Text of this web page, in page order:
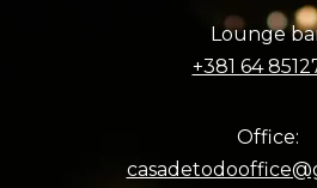
Lounge
+381 64
Office: